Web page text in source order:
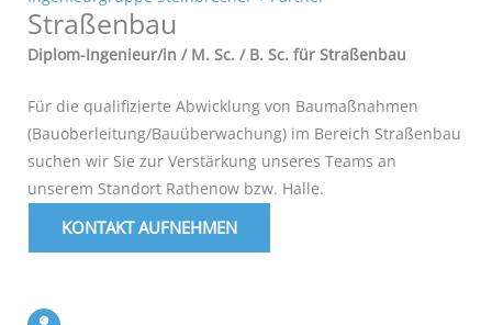
Straßenbau
Diplom-Ingenieur/in / M. Sc. / B. Sc. für Straßenbau
Für die qualifizierte Abwicklung von Baumaßnahmen
(Bauoberleitung/Bauüberwachung) im Bereich Straßenbau
suchen wir Sie zur Verstärkung unseres Teams an
unserem Standort Rathenow bzw. Halle.
KONTAKT AUFNEHMEN